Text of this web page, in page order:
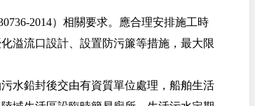
2014）相關要求。應合理安排施工時
溢流口設計、設置防污簾等措施，最大限
鉛封後交由有資質單位處理，船舶生活